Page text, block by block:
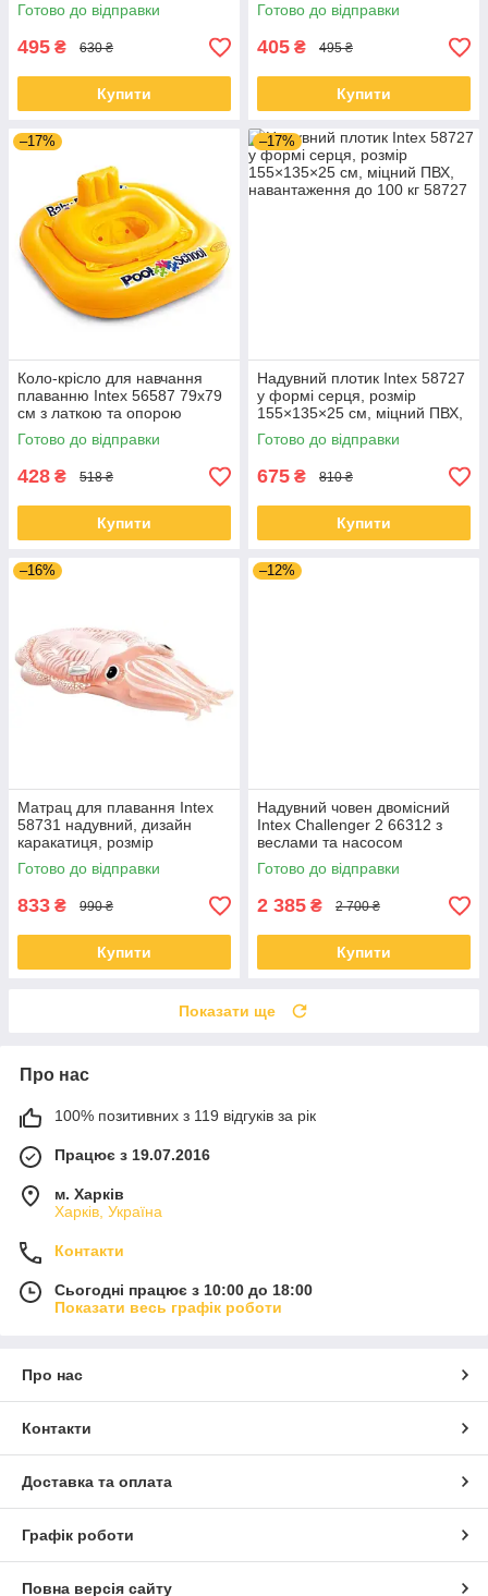
Готово до відправки
495 ₴ 630 ₴
Купити
Готово до відправки
405 ₴ 495 ₴
Купити
–17%
Коло-крісло для навчання
плаванню Intex 56587 79x79
см з латкою та опорою
Готово до відправки
428 ₴ 518 ₴
Купити
–17%
Надувний плотик Intex 58727
у формі серця, розмір
155×135×25 см, міцний ПВХ,
навантаження до 100 кг
Готово до відправки
675 ₴ 810 ₴
Купити
–16%
Матрац для плавання Intex
58731 надувний, дизайн
каракатиця, розмір
191×117×30 см,
навантаження до 100 кг
Готово до відправки
833 ₴ 990 ₴
Купити
–12%
Надувний човен двомісний
Intex Challenger 2 66312 з
веслами та насосом
(236×114×41 см)
Готово до відправки
2 385 ₴ 2 700 ₴
Купити
Показати ще
Про нас
100% позитивних з 119 відгуків за рік
Працює з 19.07.2016
м. Харків
Харків, Україна
Контакти
Сьогодні працює з 10:00 до 18:00
Показати весь графік роботи
Про нас
Контакти
Доставка та оплата
Графік роботи
Повна версія сайту